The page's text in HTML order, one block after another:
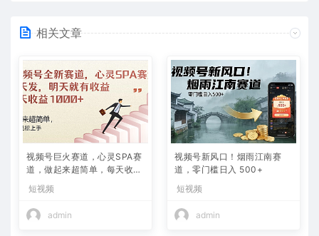
相关文章
视频号巨火赛道，心灵SPA赛
道，做起来超简单，每天收益
800+
短视频
admin
视频号新风口！烟雨江南赛
道，零门槛日入 500+
短视频
admin